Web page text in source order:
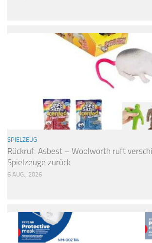
SPIELZEUG
Rückruf: Asbest – Woolworth ruft
Spielzeuge zurück
6 AUG., 2026